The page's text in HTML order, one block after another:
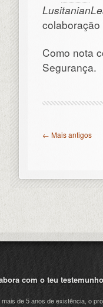
Como nota
Segurança.
← Mais antigos
com o teu testemunho
mais de 5 anos de existência, o